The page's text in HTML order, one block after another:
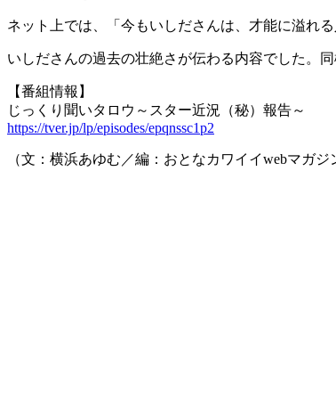
ネット上では、「今もいしださんは、才能に溢れ
いしださんの過去の壮絶さが伝わる内容でした。
【番組情報】
じっくり聞いタロウ～スター近況（秘）報告～
https://tver.jp/lp/episodes/epqnssc1p2
（文：横浜あゆむ／編：おとなカワイイwebマガジ